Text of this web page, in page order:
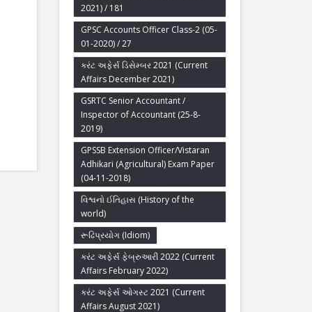
2021) / 181
GPSC Accounts Officer Class-2 (05-
01-2020) / 27
કરંટ અફેર્સ ડિસેમ્બર 2021 (Current
Affairs December 2021)
GSRTC Senior Accountant /
Inspector of Accountant (25-8-
2019)
GPSSB Extension Officer/Vistaran
Adhikari (Agricultural) Exam Paper
(04-11-2018)
વિશ્વનો ઈતિહાસ (History of the
world)
રૂઢિપ્રયોગ (Idiom)
કરંટ અફેર્સ ફેબ્રુઆરી 2022 (Current
Affairs February 2022)
કરંટ અફેર્સ ઓગસ્ટ 2021 (Current
Affairs August 2021)